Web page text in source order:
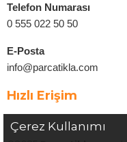
Telefon Numarası
0 555 022 50 50
E-Posta
info@parcatikla.com
Hızlı Erişim
Çerez Kullanımı